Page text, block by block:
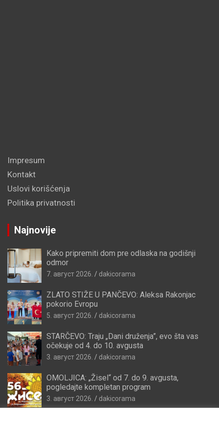
Impresum
Kontakt
Uslovi korišćenja
Politika privatnosti
Najnovije
Kako pripremiti dom pre odlaska na godišnji
odmor
7. август 2026. dakicorama
ZLATO STIŽE U PANČEVO: Aleksa Rakonjac
pokorio Evropu
5. август 2026. dakicorama
STARČEVO: Traju „Dani druženja”, evo šta vas
očekuje od 4. do 10. avgusta
3. август 2026. dakicorama
OMOLJICA: „Žisel“ od 7. do 9. avgusta,
pogledajte kompletan program
3. август 2026. dakicorama